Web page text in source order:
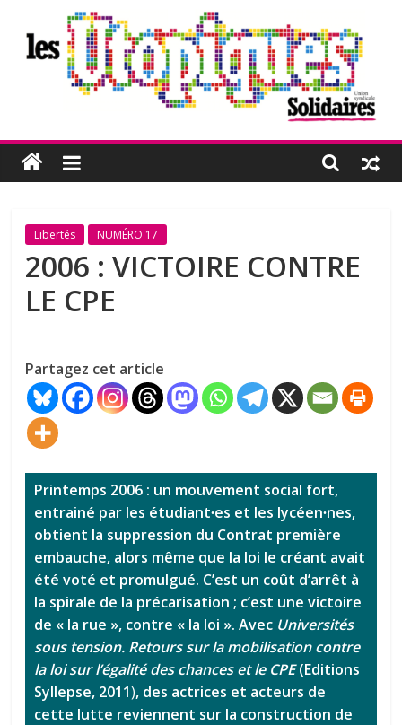
contenu
Les
Utopiques
Revue
réflexion
éditée
par
syndicale
Solidaires
Libertés NUMÉRO 17
2006 : VICTOIRE CONTRE
LE CPE
Partagez cet article
Printemps 2006 : un mouvement social fort,
entrainé par les étudiant∙es et les lycéen∙nes,
obtient la suppression du Contrat première
embauche, alors même que la loi le créant avait
été voté et promulgué. C’est un coût d’arrêt à
la spirale de la précarisation ; c’est une victoire
de « la rue », contre « la loi ». Avec Universités
sous tension. Retours sur la mobilisation contre
la loi sur l’égalité des chances et le CPE(Editions
Syllepse, 2011), des actrices et acteurs de
cette lutte reviennent sur la construction de